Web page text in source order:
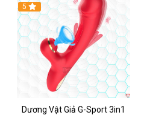
Hot
5
Dương Vật Giả G-Sport 3in1